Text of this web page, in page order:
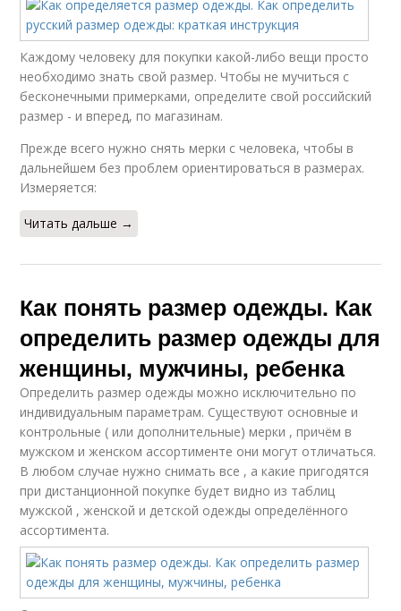
Каждому человеку для покупки какой-либо вещи просто
необходимо знать свой размер. Чтобы не мучиться с
бесконечными примерками, определите свой российский
размер - и вперед, по магазинам.
Прежде всего нужно снять мерки с человека, чтобы в
дальнейшем без проблем ориентироваться в размерах.
Измеряется:
Читать дальше →
Как понять размер одежды. Как
определить размер одежды для
женщины, мужчины, ребенка
Определить размер одежды можно исключительно по
индивидуальным параметрам. Существуют основные и
контрольные ( или дополнительные) мерки , причём в
мужском и женском ассортименте они могут отличаться.
В любом случае нужно снимать все , а какие пригодятся
при дистанционной покупке будет видно из таблиц
мужской , женской и детской одежды определённого
ассортимента.